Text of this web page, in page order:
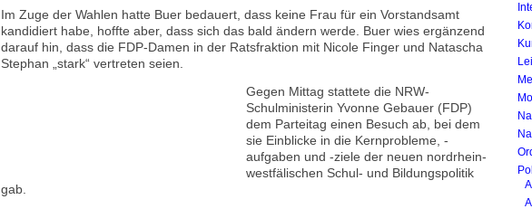
Im Zuge der Wahlen hatte Buer bedauert, dass keine Frau für ein Vorstandsamt
kandidiert habe, hoffte aber, dass sich das bald ändern werde. Buer wies ergänzend
darauf hin, dass die FDP-Damen in der Ratsfraktion mit Nicole Finger und Natascha
Stephan „stark“ vertreten seien.
Gegen Mittag stattete die NRW-
Schulministerin Yvonne Gebauer (FDP)
dem Parteitag einen Besuch ab, bei dem
sie Einblicke in die Kernprobleme, -
aufgaben und -ziele der neuen nordrhein-
westfälischen Schul- und Bildungspolitik
gab.